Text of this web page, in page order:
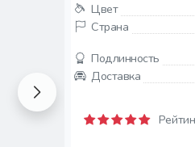
Цвет
Страна
Подлинность
Доставка